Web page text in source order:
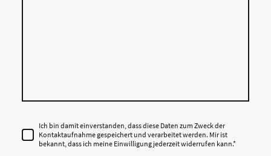
Ich bin damit einverstanden, dass diese Daten zum Zweck der
Kontaktaufnahme gespeichert und verarbeitet werden. Mir ist
bekannt, dass ich meine Einwilligung jederzeit widerrufen kann.*